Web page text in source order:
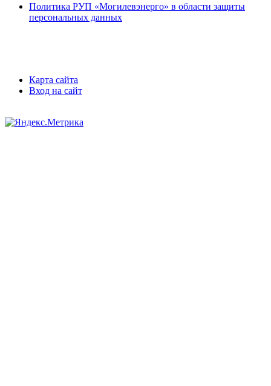
Политика РУП «Могилевэнерго» в области защиты
персональных данных
Карта сайта
Вход на сайт